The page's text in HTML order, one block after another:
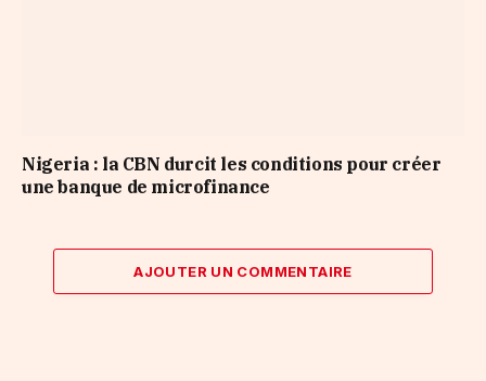
Nigeria : la CBN durcit les conditions pour créer
une banque de microfinance
AJOUTER UN COMMENTAIRE